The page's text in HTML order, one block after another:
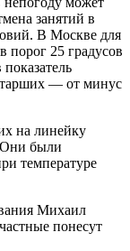
занятий в
В Москве для
порог 25 градусов
— от минус
на линейку
Они были
температуре
Михаил
понесут